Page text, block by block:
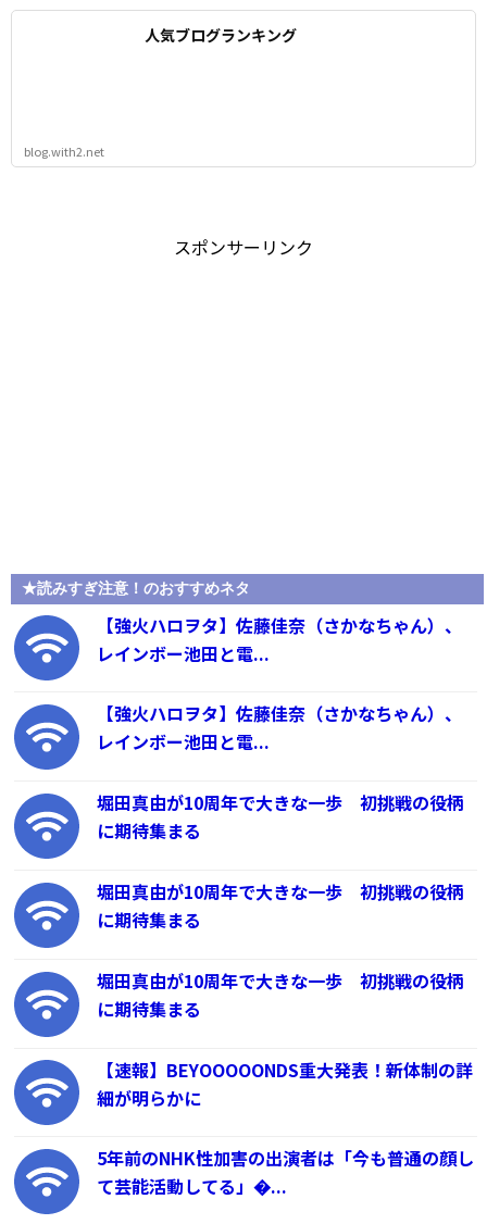
人気ブログランキング
blog.with2.net
スポンサーリンク
★読みすぎ注意！のおすすめネタ
【強火ハロヲタ】佐藤佳奈（さかなちゃん）、
レインボー池田と電...
【強火ハロヲタ】佐藤佳奈（さかなちゃん）、
レインボー池田と電...
堀田真由が10周年で大きな一歩 初挑戦の役柄
に期待集まる
堀田真由が10周年で大きな一歩 初挑戦の役柄
に期待集まる
堀田真由が10周年で大きな一歩 初挑戦の役柄
に期待集まる
【速報】BEYOOOOONDS重大発表！新体制の詳
細が明らかに
5年前のNHK性加害の出演者は「今も普通の顔し
て芸能活動してる」�...